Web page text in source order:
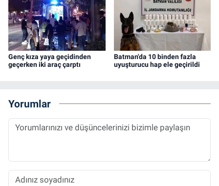
Genç kıza yaya geçidinden
geçerken iki araç çarptı
Batman'da 10 binden fazla
uyuşturucu hap ele geçirildi
Yorumlar